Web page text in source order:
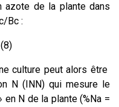
azote de la plante dans
Bc :
culture peut alors être
N (INN) qui mesure le
N de la plante (%Na =